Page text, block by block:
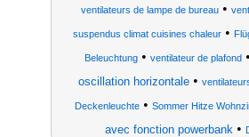
ventilateurs de lampe de bureau•
suspendus climat cuisines chaleur•
Beleuchtung• ventilateur de plafond
oscillation horizontale •
Deckenleuchte• Sommer Hitze
avec fonction powerbank •